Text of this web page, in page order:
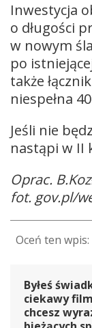
Inwestycja
o długości
w nowym
po
także
niespełna
Jeśli nie
nastąpi w II
Oprac.
fot. gov.pl/
Byłeś
ciekawy
chcesz